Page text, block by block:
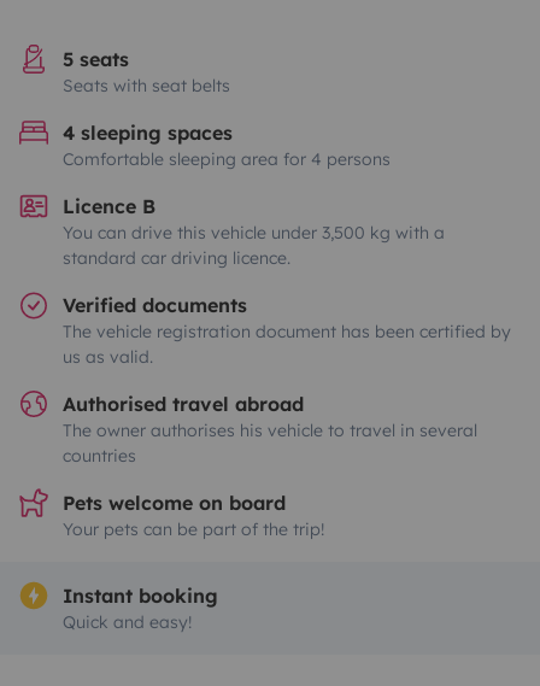
5 seats
Seats with seat belts
4 sleeping spaces
Comfortable sleeping area for 4 persons
Licence B
You can drive this vehicle under 3,500 kg with a
standard car driving licence.
Verified documents
The vehicle registration document has been certified by
us as valid.
Authorised travel abroad
The owner authorises his vehicle to travel in several
countries
Pets welcome on board
Your pets can be part of the trip!
Instant booking
Quick and easy!